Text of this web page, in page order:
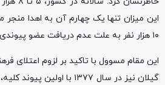
این میزان تنها یک چهارم آن به اهدا
۱۰ هزار نفر به علت عدم دریافت عضو پیوندی از دنیا می روند.
این مقام مسوول با تاکید بر لزوم اعتلای
گیلان نیز در سال ۱۳۷۷ با